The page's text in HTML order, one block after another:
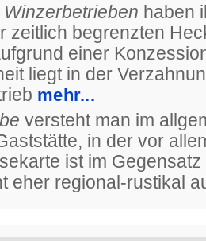
haben
zeitlich begrenzten
einer
liegt in der
mehr...
versteht man im
in der vor
ist im Gegensatz
eher regional-rustikal